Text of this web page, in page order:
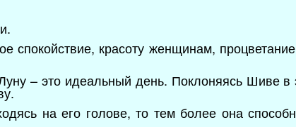
спокойствие, красоту женщинам,
– это идеальный день. Поклоняясь Шиве в
на его голове, то тем более она